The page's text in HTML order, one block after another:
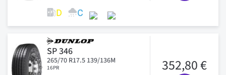
SP 346
265/70 R17.5 139/136M
16PR 352,80 €